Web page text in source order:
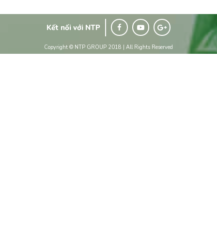
Kết nối với NTP
Copyright © NTP GROUP 2018 | All Rights Reserved